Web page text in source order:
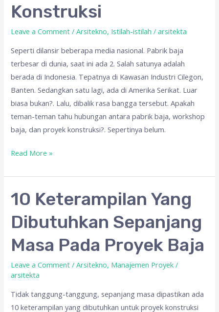
Konstruksi
Leave a Comment /Arsitekno, Istilah-istilah /arsitekta
Seperti dilansir beberapa media nasional. Pabrik baja
terbesar di dunia, saat ini ada 2. Salah satunya adalah
berada di Indonesia. Tepatnya di Kawasan Industri Cilegon,
Banten. Sedangkan satu lagi, ada di Amerika Serikat. Luar
biasa bukan?. Lalu, dibalik rasa bangga tersebut. Apakah
teman-teman tahu hubungan antara pabrik baja, workshop
baja, dan proyek konstruksi?. Sepertinya belum.
dan
Proyek
Read More »
10 Keterampilan Yang
Dibutuhkan Sepanjang
Masa Pada Proyek Baja
Leave a Comment /Arsitekno, Manajemen Proyek /
arsitekta
Tidak tanggung-tanggung, sepanjang masa dipastikan ada
10 keterampilan yang dibutuhkan untuk proyek konstruksi
10
Keterampilan
Yang
Sepanjang
Pada
Baja